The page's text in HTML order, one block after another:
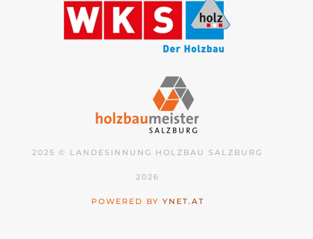
2025 © LANDESINNUNG HOLZBAU SALZBURG
2026
POWERED BY YNET.AT